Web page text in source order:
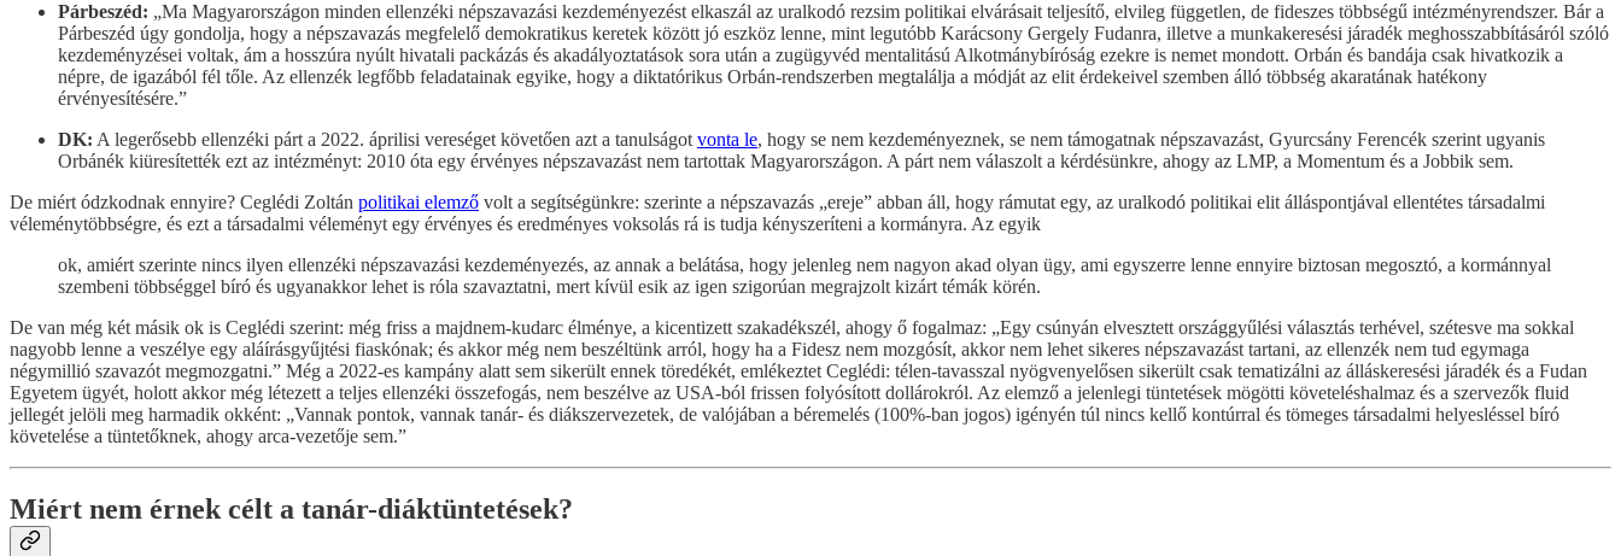
Párbeszéd: „Ma Magyarországon minden ellenzéki népszavazási kezdeményezést elkaszál az uralkodó rezsim politikai elvárásait teljesítő, elvileg független, de fideszes többségű intézményrendszer. Bár a
Párbeszéd úgy gondolja, hogy a népszavazás megfelelő demokratikus keretek között jó eszköz lenne, mint legutóbb Karácsony Gergely Fudanra, illetve a munkakeresési járadék meghosszabbításáról szóló
kezdeményzései voltak, ám a hosszúra nyúlt hivatali packázás és akadályoztatások sora után a zugügyvéd mentalitású Alkotmánybíróság ezekre is nemet mondott. Orbán és bandája csak hivatkozik a
népre, de igazából fél tőle. Az ellenzék legfőbb feladatainak egyike, hogy a diktatórikus Orbán-rendszerben megtalálja a módját az elit érdekeivel szemben álló többség akaratának hatékony
érvényesítésére.”
DK: A legerősebb ellenzéki párt a 2022. áprilisi vereséget követően azt a tanulságot vonta le, hogy se nem kezdeményeznek, se nem támogatnak népszavazást, Gyurcsány Ferencék szerint ugyanis
Orbánék kiüresítették ezt az intézményt: 2010 óta egy érvényes népszavazást nem tartottak Magyarországon. A párt nem válaszolt a kérdésünkre, ahogy az LMP, a Momentum és a Jobbik sem.
De miért ódzkodnak ennyire? Ceglédi Zoltán politikai elemző volt a segítségünkre: szerinte a népszavazás „ereje” abban áll, hogy rámutat egy, az uralkodó politikai elit álláspontjával ellentétes társadalmi
véleménytöbbségre, és ezt a társadalmi véleményt egy érvényes és eredményes voksolás rá is tudja kényszeríteni a kormányra. Az egyik
ok, amiért szerinte nincs ilyen ellenzéki népszavazási kezdeményezés, az annak a belátása, hogy jelenleg nem nagyon akad olyan ügy, ami egyszerre lenne ennyire biztosan megosztó, a kormánnyal
szembeni többséggel bíró és ugyanakkor lehet is róla szavaztatni, mert kívül esik az igen szigorúan megrajzolt kizárt témák körén.
De van még két másik ok is Ceglédi szerint: még friss a majdnem-kudarc élménye, a kicentizett szakadékszél, ahogy ő fogalmaz: „Egy csúnyán elvesztett országgyűlési választás terhével, szétesve ma sokkal
nagyobb lenne a veszélye egy aláírásgyűjtési fiaskónak; és akkor még nem beszéltünk arról, hogy ha a Fidesz nem mozgósít, akkor nem lehet sikeres népszavazást tartani, az ellenzék nem tud egymaga
négymillió szavazót megmozgatni.” Még a 2022-es kampány alatt sem sikerült ennek töredékét, emlékeztet Ceglédi: télen-tavasszal nyögvenyelősen sikerült csak tematizálni az álláskeresési járadék és a Fudan
Egyetem ügyét, holott akkor még létezett a teljes ellenzéki összefogás, nem beszélve az USA-ból frissen folyósított dollárokról. Az elemző a jelenlegi tüntetések mögötti követeléshalmaz és a szervezők fluid
jellegét jelöli meg harmadik okként: „Vannak pontok, vannak tanár- és diákszervezetek, de valójában a béremelés (100%-ban jogos) igényén túl nincs kellő kontúrral és tömeges társadalmi helyesléssel bíró
követelése a tüntetőknek, ahogy arca-vezetője sem.”
Miért nem érnek célt a tanár-diáktüntetések?